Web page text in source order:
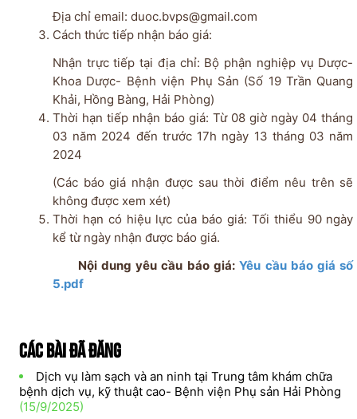
Địa chỉ email: duoc.bvps@gmail.com
Cách thức tiếp nhận báo giá:
Nhận trực tiếp tại địa chỉ: Bộ phận nghiệp vụ Dược-
Khoa Dược- Bệnh viện Phụ Sản (Số 19 Trần Quang
Khải, Hồng Bàng, Hải Phòng)
Thời hạn tiếp nhận báo giá: Từ 08 giờ ngày 04 tháng
03 năm 2024 đến trước 17h ngày 13 tháng 03 năm
2024
(Các báo giá nhận được sau thời điểm nêu trên sẽ
không được xem xét)
Thời hạn có hiệu lực của báo giá: Tối thiểu 90 ngày
kể từ ngày nhận được báo giá.
Nội dung yêu cầu báo giá:Yêu cầu báo giá số
5.pdf
Các bài đã đăng
Dịch vụ làm sạch và an ninh tại Trung tâm khám chữa
bệnh dịch vụ, kỹ thuật cao- Bệnh viện Phụ sản Hải Phòng
(15/9/2025)